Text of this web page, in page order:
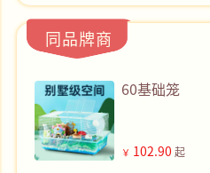
果不确定病因且猫咪持续流眼泪，
院检查，根据检查结果采取对应的
流泪的问题。
同品牌商
60基础笼
￥ 102.90 起